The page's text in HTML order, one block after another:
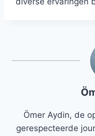
Ömer Aydin, de
gerespecteerde